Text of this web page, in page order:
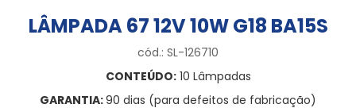
LÂMPADA 67 12V 10W G18 BA15S
cód.: SL-126710
CONTEÚDO:10 Lâmpadas
GARANTIA:90 dias (para defeitos de fabricação)